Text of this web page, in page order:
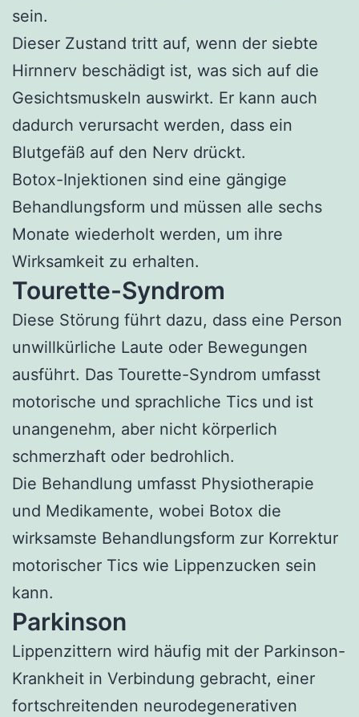
sein.
Dieser Zustand tritt auf, wenn der siebte
Hirnnerv beschädigt ist, was sich auf die
Gesichtsmuskeln auswirkt. Er kann auch
dadurch verursacht werden, dass ein
Blutgefäß auf den Nerv drückt.
Botox-Injektionen sind eine gängige
Behandlungsform und müssen alle sechs
Monate wiederholt werden, um ihre
Wirksamkeit zu erhalten.
Tourette-Syndrom
Diese Störung führt dazu, dass eine Person
unwillkürliche Laute oder Bewegungen
ausführt. Das Tourette-Syndrom umfasst
motorische und sprachliche Tics und ist
unangenehm, aber nicht körperlich
schmerzhaft oder bedrohlich.
Die Behandlung umfasst Physiotherapie
und Medikamente, wobei Botox die
wirksamste Behandlungsform zur Korrektur
motorischer Tics wie Lippenzucken sein
kann.
Parkinson
Lippenzittern wird häufig mit der Parkinson-
Krankheit in Verbindung gebracht, einer
fortschreitenden neurodegenerativen